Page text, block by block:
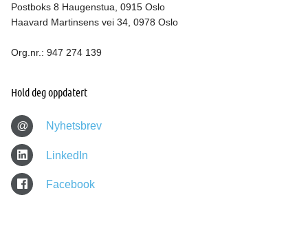
Postboks 8 Haugenstua, 0915 Oslo
Haavard Martinsens vei 34, 0978 Oslo
Org.nr.: 947 274 139
Hold deg oppdatert
@ Nyhetsbrev
LinkedIn
Facebook